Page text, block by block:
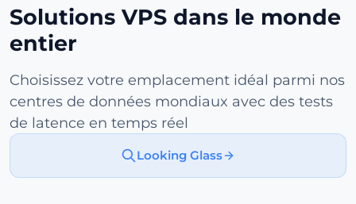
Solutions VPS dans le monde
entier
Choisissez votre emplacement idéal parmi nos
centres de données mondiaux avec des tests
de latence en temps réel
Looking Glass